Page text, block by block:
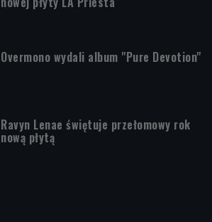
Overmono wydali album "Pure Devotion"
Ravyn Lenae świętuje przełomowy rok
nową płytą